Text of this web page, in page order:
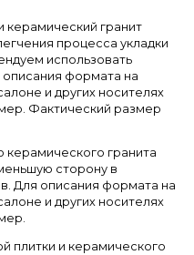
керамический гранит
процесса укладки
использовать
формата на
и других носителях
Фактический размер
гранита
сторону в
Для описания формата на
и других носителях
плитки и керамического